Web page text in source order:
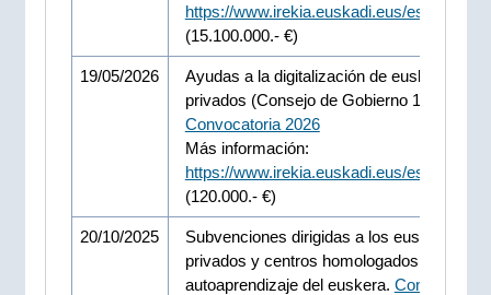
https://www.irekia.euskadi.eus/es/news/
(15.100.000.- €)
19/05/2026
Ayudas a la digitalización de euskaltegis
privados (Consejo de Gobierno 19-05-
Convocatoria 2026
Más información:
https://www.irekia.euskadi.eus/es/news/
(120.000.- €)
20/10/2025
Subvenciones dirigidas a los euskaltegis
privados y centros homologados de
autoaprendizaje del euskera. Convocatoria